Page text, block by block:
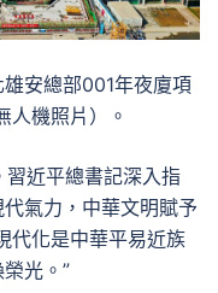
安總部001年夜廈項
機照片）。
習近平總書記深入指
氣力，中華文明賦予
代化是中華平易近族
光。”